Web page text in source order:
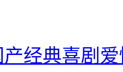
产经典喜剧